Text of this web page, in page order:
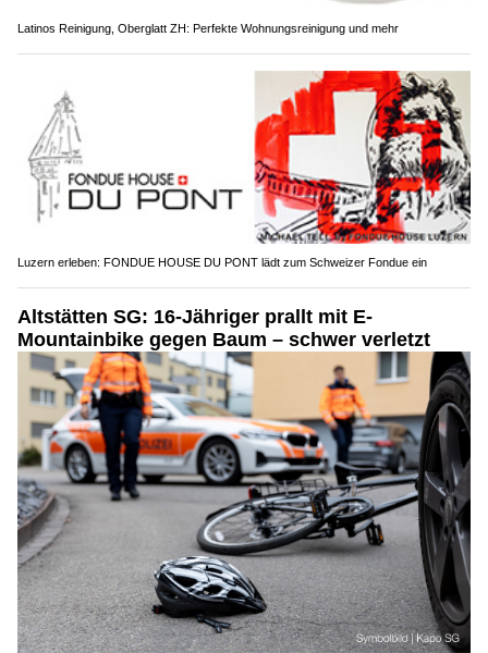
Latinos Reinigung, Oberglatt ZH: Perfekte Wohnungsreinigung und mehr
Luzern erleben: FONDUE HOUSE DU PONT lädt zum Schweizer Fondue ein
Altstätten SG: 16-Jähriger prallt mit E-
Mountainbike gegen Baum – schwer verletzt